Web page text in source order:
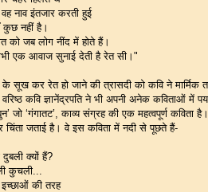
नाव इंतजार करती हुई
कुछ नहीं है।
को जब लोग नींद में होते हैं।
एक आवाज सुनाई देती है रेत सी।"
सूख कर रेत हो जाने की त्रासदी को कवि ने मार्मिक
वरिष्ठ कवि ज्ञानेंद्रपति ने भी अपनी अनेक कविताओं में
जो ‘गंगातट’, काव्य संग्रह की एक महत्वपूर्ण कविता
जताई है। वे इस कविता में नदी से पूछते हैं-
क्यों हैं?
कुचली...
इच्छाओं की तरह